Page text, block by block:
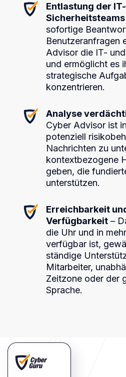
Entlastung der
Sicherheitsteams
sofortige
Benutzeranfragen
Advisor die IT-
und ermöglicht es
strategische
konzentrieren.
Analyse
Cyber Advisor ist
potenziell
Nachrichten zu
kontextbezogene
geben, die
unterstützen.
Erreichbarkeit
Verfügbarkeit–
die Uhr und in
verfügbar ist,
ständige
Mitarbeiter,
Zeitzone oder der
Sprache.